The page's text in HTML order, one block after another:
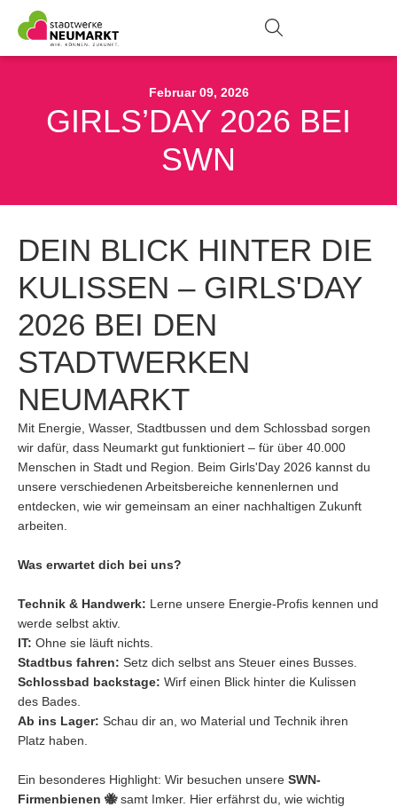
Februar 09, 2026
GIRLS’DAY 2026 BEI
SWN
DEIN BLICK HINTER DIE
KULISSEN – GIRLS'DAY
2026 BEI DEN
STADTWERKEN
NEUMARKT
Mit Energie, Wasser, Stadtbussen und dem Schlossbad sorgen
wir dafür, dass Neumarkt gut funktioniert – für über 40.000
Menschen in Stadt und Region. Beim Girls'Day 2026 kannst du
unsere verschiedenen Arbeitsbereiche kennenlernen und
entdecken, wie wir gemeinsam an einer nachhaltigen Zukunft
arbeiten.
Was erwartet dich bei uns?
Technik & Handwerk: Lerne unsere Energie-Profis kennen und
werde selbst aktiv.
IT: Ohne sie läuft nichts.
Stadtbus fahren: Setz dich selbst ans Steuer eines Busses.
Schlossbad backstage: Wirf einen Blick hinter die Kulissen
des Bades.
Ab ins Lager: Schau dir an, wo Material und Technik ihren
Platz haben.
Ein besonderes Highlight: Wir besuchen unsere SWN-
Firmenbienen 🐝samt Imker. Hier erfährst du, wie wichtig